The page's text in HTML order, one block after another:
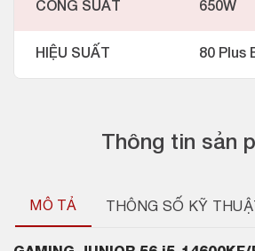
Thông tin sản
MÔ TẢ THÔNG SỐ KỸ
CÔNG SUẤT 650W
HIỆU SUẤT 80 Plus